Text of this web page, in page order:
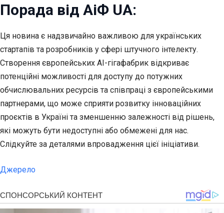
Порада від АіФ UA:
Ця новина є надзвичайно важливою для українських
стартапів та розробників у сфері штучного інтелекту.
Створення європейських AI-гігафабрик відкриває
потенційні можливості для доступу до потужних
обчислювальних ресурсів та співпраці з європейськими
партнерами, що може сприяти розвитку інноваційних
проєктів в Україні та зменшенню залежності від рішень,
які можуть бути недоступні або обмежені для нас.
Слідкуйте за деталями впровадження цієї ініціативи.
Джерело